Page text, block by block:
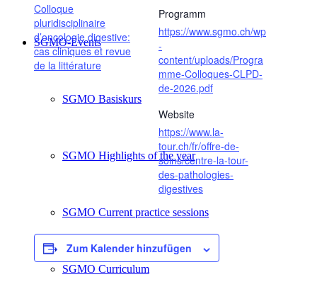
SGMO-Events
SGMO Basiskurs
SGMO Highlights of the year
SGMO Current practice sessions
SGMO Curriculum
Colloque
pluridisciplinaire
d’oncologie digestive:
cas cliniques et revue
de la littérature
Programm
https://www.sgmo.ch/wp
-
content/uploads/Progra
mme-Colloques-CLPD-
de-2026.pdf
Website
https://www.la-
tour.ch/fr/offre-de-
soins/centre-la-tour-
des-pathologies-
digestives
Zum Kalender hinzufügen